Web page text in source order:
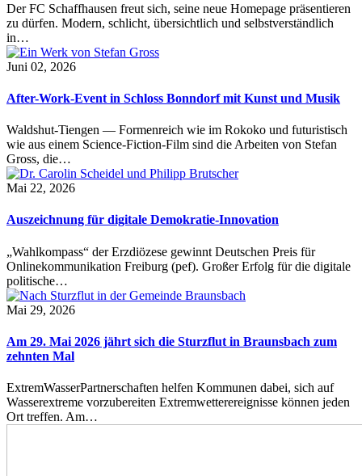
Der FC Schaffhausen freut sich, seine neue Homepage präsentieren
zu dürfen. Modern, schlicht, übersichtlich und selbstverständlich
in…
Juni 02, 2026
After-Work-Event in Schloss Bonndorf mit Kunst und Musik
Waldshut-Tiengen — Formenreich wie im Rokoko und futuristisch
wie aus einem Science-Fiction-Film sind die Arbeiten von Stefan
Gross, die…
Mai 22, 2026
Auszeichnung für digitale Demokratie-Innovation
„Wahlkompass“ der Erzdiözese gewinnt Deutschen Preis für
Onlinekommunikation Freiburg (pef). Großer Erfolg für die digitale
politische…
Mai 29, 2026
Am 29. Mai 2026 jährt sich die Sturzflut in Braunsbach zum
zehnten Mal
ExtremWasserPartnerschaften helfen Kommunen dabei, sich auf
Wasserextreme vorzubereiten Extremwetterereignisse können jeden
Ort treffen. Am…